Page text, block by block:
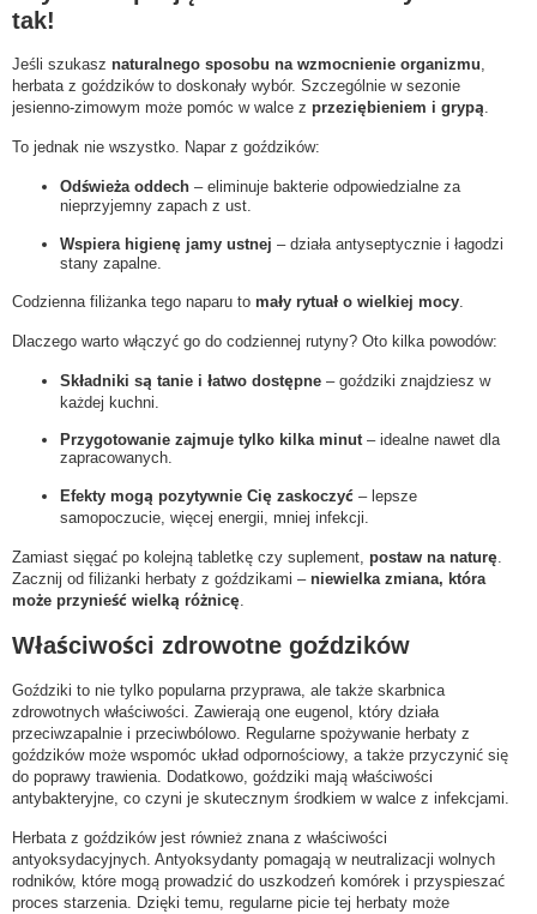
tak!
Jeśli szukasz naturalnego sposobu na wzmocnienie organizmu,
herbata z goździków to doskonały wybór. Szczególnie w sezonie
jesienno-zimowym może pomóc w walce z przeziębieniem i grypą.
To jednak nie wszystko. Napar z goździków:
Odświeża oddech – eliminuje bakterie odpowiedzialne za
nieprzyjemny zapach z ust.
Wspiera higienę jamy ustnej – działa antyseptycznie i łagodzi
stany zapalne.
Codzienna filiżanka tego naparu to mały rytuał o wielkiej mocy.
Dlaczego warto włączyć go do codziennej rutyny? Oto kilka powodów:
Składniki są tanie i łatwo dostępne – goździki znajdziesz w
każdej kuchni.
Przygotowanie zajmuje tylko kilka minut– idealne nawet dla
zapracowanych.
Efekty mogą pozytywnie Cię zaskoczyć – lepsze
samopoczucie, więcej energii, mniej infekcji.
Zamiast sięgać po kolejną tabletkę czy suplement, postaw na naturę.
Zacznij od filiżanki herbaty z goździkami – niewielka zmiana, która
może przynieść wielką różnicę.
Właściwości zdrowotne goździków
Goździki to nie tylko popularna przyprawa, ale także skarbnica
zdrowotnych właściwości. Zawierają one eugenol, który działa
przeciwzapalnie i przeciwbólowo. Regularne spożywanie herbaty z
goździków może wspomóc układ odpornościowy, a także przyczynić się
do poprawy trawienia. Dodatkowo, goździki mają właściwości
antybakteryjne, co czyni je skutecznym środkiem w walce z infekcjami.
Herbata z goździków jest również znana z właściwości
antyoksydacyjnych. Antyoksydanty pomagają w neutralizacji wolnych
rodników, które mogą prowadzić do uszkodzeń komórek i przyspieszać
proces starzenia. Dzięki temu, regularne picie tej herbaty może